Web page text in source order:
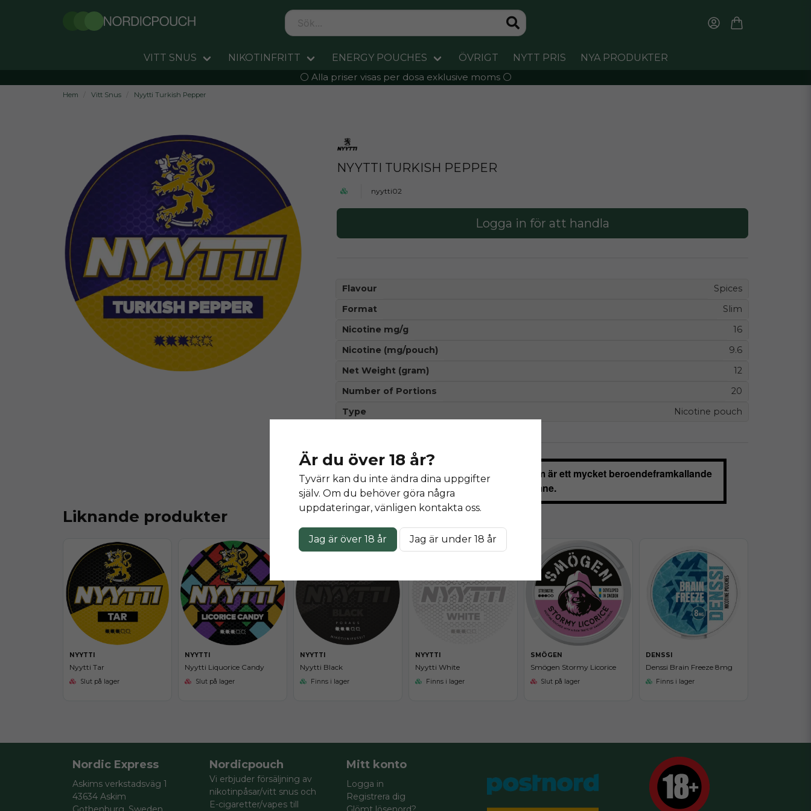
VITT SNUS NIKOTINFRITT ENERGY POUCHES ÖVRIGT NYTT PRIS
NYA PRODUKTER
⚪️ Alla priser visas per dosa exklusive moms ⚪️
Hem Vitt Snus Nyytti Turkish Pepper
NYYTTI TURKISH PEPPER
nyytti02
Logga in för att handla
Flavour
Spices
Format
Slim
Nicotine mg/g
16
Nicotine (mg/pouch)
9.6
Net Weight (gram)
12
Number of Portions
20
Type
Nicotine pouch
Denna produkt innehåller nikotin som är ett mycket beroendeframkallande
ämne.
Liknande produkter
NYYTTI
Nyytti Tar
Slut på lager
NYYTTI
Nyytti Liquorice Candy
Slut på lager
NYYTTI
Nyytti Black
Finns i lager
NYYTTI
Nyytti White
Finns i lager
SMÖGEN
Smögen Stormy Licorice
Slut på lager
DENSSI
Denssi Brain Freeze 8mg
Finns i lager
Är du över 18 år?
Tyvärr kan du inte ändra dina uppgifter
själv. Om du behöver göra några
uppdateringar, vänligen kontakta oss.
Jag är över 18 år Jag är under 18 år
Nordic Express
Askims verkstadsväg 1
43634 Askim
Nordicpouch
Vi erbjuder försäljning av
nikotinpåsar/vitt snus och
E-cigaretter/vapes till
Mitt konto
Logga in
Registrera dig